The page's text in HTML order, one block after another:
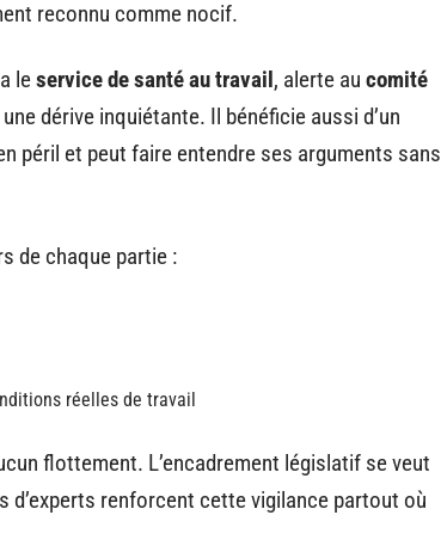
reconnu comme nocif.
leservice de santé au travail, alerte au comité
dérive inquiétante. Il bénéficie aussi d’un
péril et peut faire entendre ses arguments sans
de chaque partie :
réelles de travail
flottement. L’encadrement législatif se veut
renforcent cette vigilance partout où